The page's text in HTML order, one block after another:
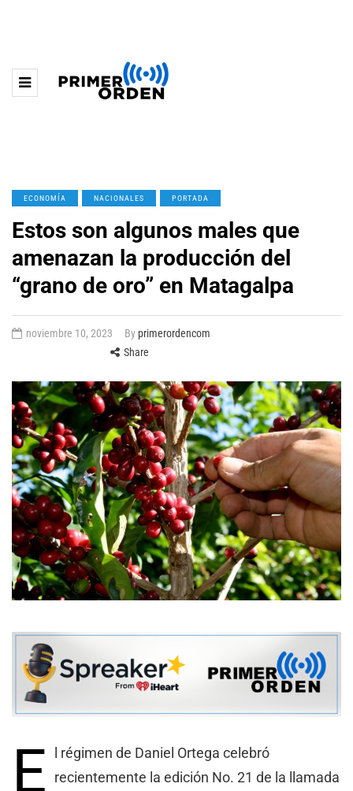
ECONOMÍA NACIONALES PORTADA
Estos son algunos males que
amenazan la producción del
“grano de oro” en Matagalpa
noviembre 10, 2023 By primerordencom
Share
E
l régimen de Daniel Ortega celebró
recientemente la edición No. 21 de la llamada